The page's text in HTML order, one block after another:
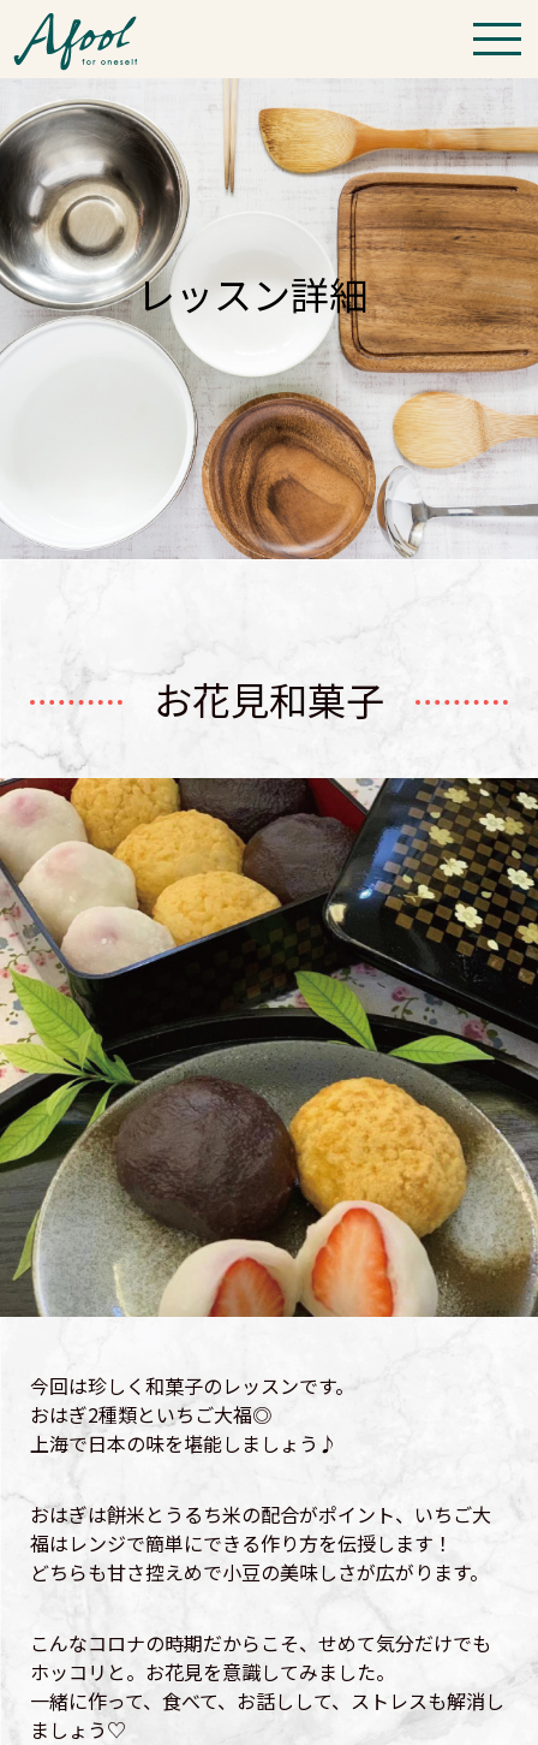
レッスン詳細
お花見和菓子
今回は珍しく和菓子のレッスンです。
おはぎ2種類といちご大福◎
上海で日本の味を堪能しましょう♪
おはぎは餅米とうるち米の配合がポイント、いちご大
福はレンジで簡単にできる作り方を伝授します！
どちらも甘さ控えめで小豆の美味しさが広がります。
こんなコロナの時期だからこそ、せめて気分だけでも
ホッコリと。お花見を意識してみました。
一緒に作って、食べて、お話しして、ストレスも解消し
ましょう♡